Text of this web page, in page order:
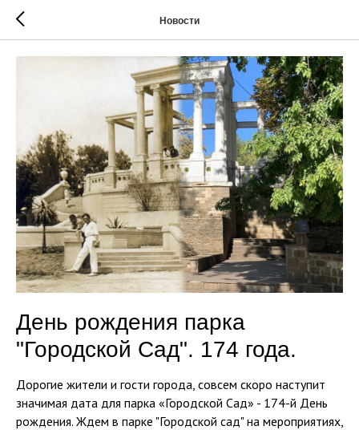
Новости
День рождения парка
"Городской Сад". 174 года.
Дорогие жители и гости города, совсем скоро наступит
значимая дата для парка «Городской Сад» - 174-й День
рождения. Ждем в парке "Городской сад" на мероприятиях,